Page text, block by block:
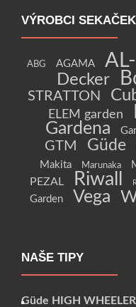
VÝROBCI SEKAČEK
ABG AGAMA
Decker
STRATTON
ELEM garden
Gardena
GTM Güde
Makita Marunaka
PEZAL Riwall
Garden
Vega
NAŠE TIPY
Güde HIGH